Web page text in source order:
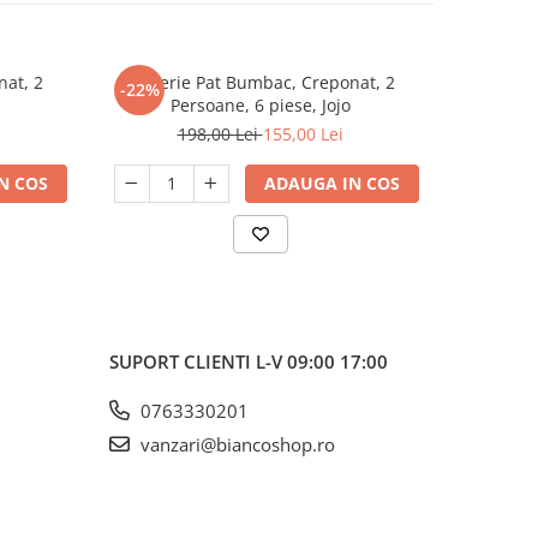
2
COS
-22%
Lenjerie Pat Bumbac, Creponat, 2
Persoane, 6 piese, Jojo
198,00 Lei155,00 Lei
ADAUGA IN COS
SUPORT CLIENTI L-V 09:00 17:00
0763330201
vanzari@biancoshop.ro